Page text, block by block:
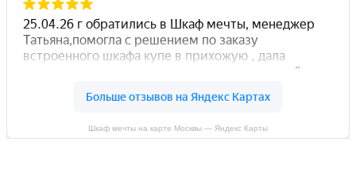
Шкаф мечты на карте Москвы — Яндекс Карты